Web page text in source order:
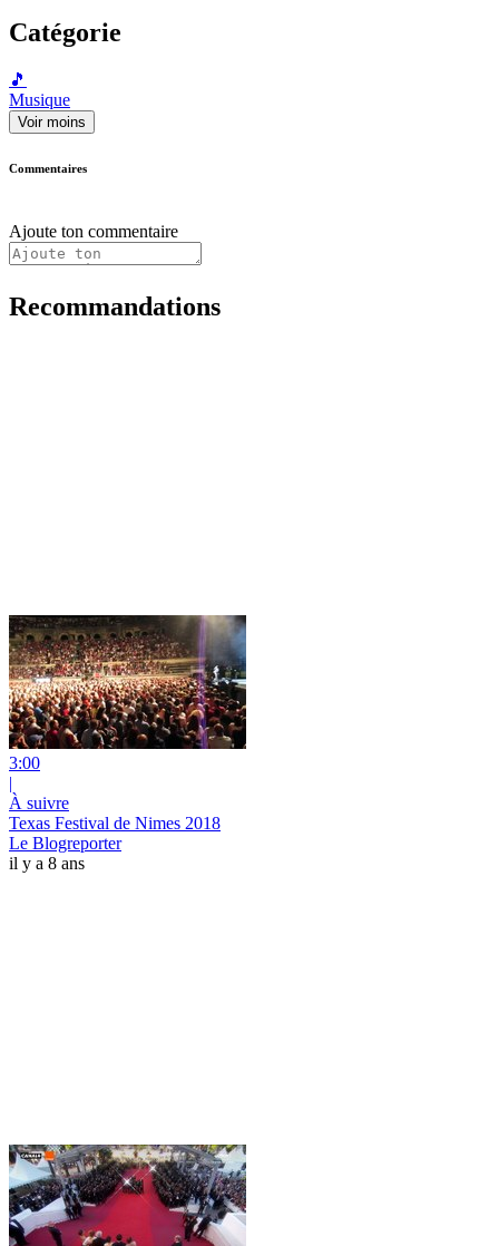
Catégorie
🎵
Musique
Voir moins
Commentaires
Ajoute ton commentaire
Recommandations
3:00
|
À suivre
Texas Festival de Nimes 2018
Le Blogreporter
il y a 8 ans